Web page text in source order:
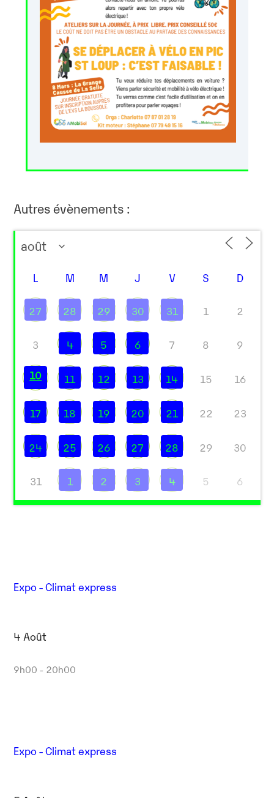
Autres évènements :
L M M J V S D
27 28 29 30 31 1 2
3 4 5 6 7 8 9
10 11 12 13 14 15 16
17 18 19 20 21 22 23
24 25 26 27 28 29 30
31 1 2 3 4 5 6
Expo - Climat express
4 Août
9h00 - 20h00
Expo - Climat express